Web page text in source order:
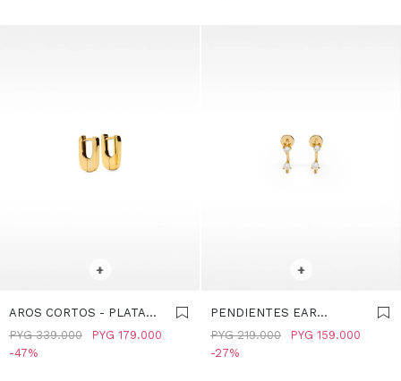
+
AROS CORTOS - PLATA
DE LEY 925 - DORADO
PYG 179.000
PYG 339.000
47
+
PENDIENTES EAR
JACKET CON CIRCONITAS
- PLATA DE LEY 925 -
PYG 159.000
PYG 219.000
27